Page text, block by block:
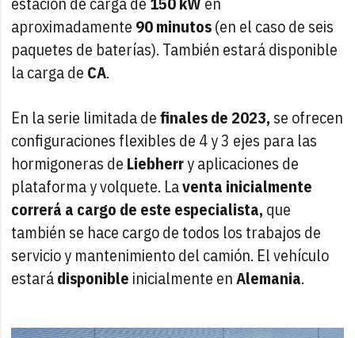
aproximadamente 90 minutos(en el caso de seis
paquetes de baterías). También estará disponible
la carga de CA.
En la serie limitada definales de 2023, se ofrecen
configuraciones flexibles de 4 y 3 ejes para las
hormigoneras de Liebherry aplicaciones de
plataforma y volquete. Laventa inicialmente
correrá a cargo de este especialista, que
también se hace cargo de todos los trabajos de
servicio y mantenimiento del camión. El vehículo
estarádisponible inicialmente enAlemania.